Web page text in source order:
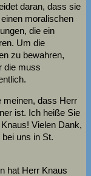
daran, dass sie
moralischen
die ein
Um die
zu bewahren,
die muss
meinen, dass Herr
ist. Ich heiße Sie
Vielen Dank,
uns in St.
hat Herr Knaus